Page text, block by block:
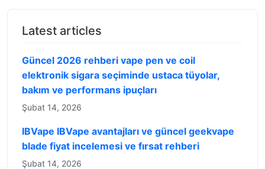
Latest articles
Güncel 2026 rehberi vape pen ve coil
elektronik sigara seçiminde ustaca tüyolar,
bakım ve performans ipuçları
Şubat 14, 2026
IBVape IBVape avantajları ve güncel geekvape
blade fiyat incelemesi ve fırsat rehberi
Şubat 14, 2026